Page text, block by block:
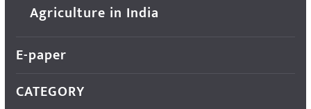
Agriculture in India
E-paper
CATEGORY